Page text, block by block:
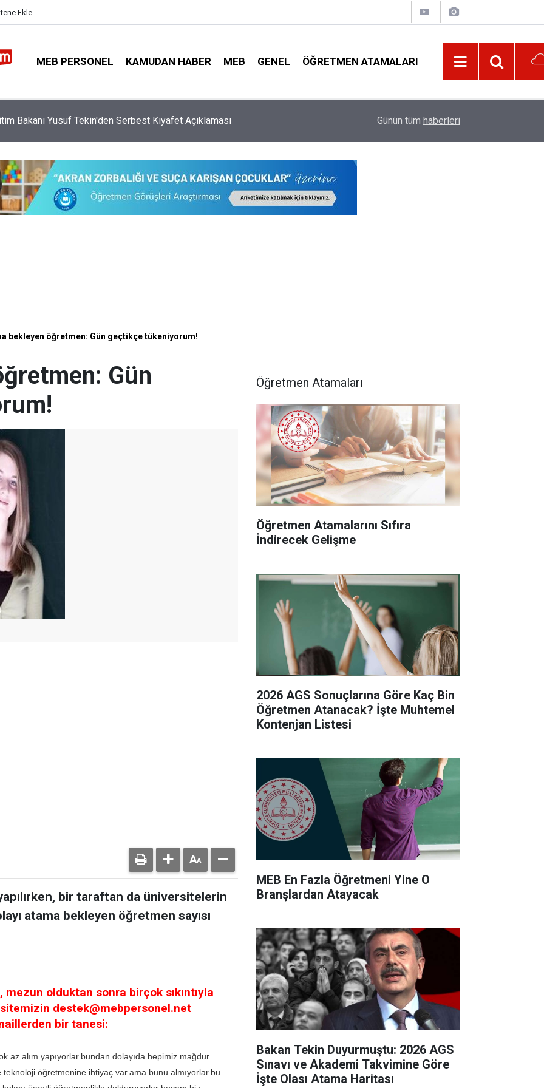
Ekle
MEB PERSONEL KAMUDAN HABER MEB GENEL ÖĞRETMEN ATAMALARI
Çocuk ve Aile İçin Dev Yasal Reform
Ödemelerde Büyük Artış ve Ar-Ge'ye Destek!
Günün tüm haberleri
bekleyen öğretmen: Gün geçtikçe tükeniyorum!
Gün
bir taraftan da üniversitelerin
atama bekleyen öğretmen sayısı
olduktan sonra birçok sıkıntıyla
sitemizin destek@mebpersonel.net
bir tanesi:
az alım yapıyorlar.bundan dolayıda hepimiz mağdur
öğretmenine ihtiyaç var.ama bunu almıyorlar.bu
Öğretmen Atamaları
Öğretmen Atamalarını Sıfıra
İndirecek Gelişme
2026 AGS Sonuçlarına Göre Kaç Bin
Öğretmen Atanacak? İşte Muhtemel
Kontenjan Listesi
MEB En Fazla Öğretmeni Yine O
Branşlardan Atayacak
Bakan Tekin Duyurmuştu: 2026 AGS
Sınavı ve Akademi Takvimine Göre
İşte Olası Atama Haritası